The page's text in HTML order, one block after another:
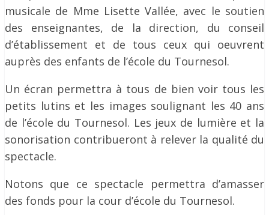
musicale de Mme Lisette Vallée, avec le soutien
des enseignantes, de la direction, du conseil
d’établissement et de tous ceux qui oeuvrent
auprès des enfants de l’école du Tournesol.
Un écran permettra à tous de bien voir tous les
petits lutins et les images soulignant les 40 ans
de l’école du Tournesol. Les jeux de lumière et la
sonorisation contribueront à relever la qualité du
spectacle.
Notons que ce spectacle permettra d’amasser
des fonds pour la cour d’école du Tournesol.